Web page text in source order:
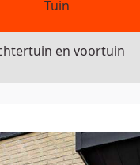
Tuin
en voortuin